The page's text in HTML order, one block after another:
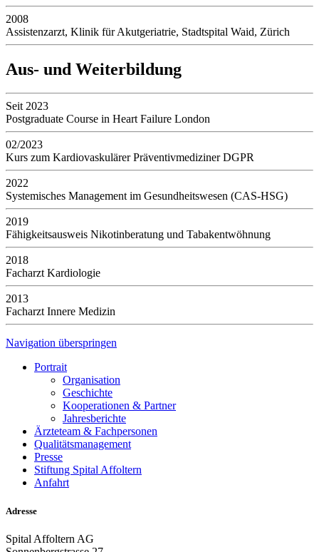
2008
Assistenzarzt, Klinik für Akutgeriatrie, Stadtspital Waid, Zürich
Aus- und Weiterbildung
Seit 2023
Postgraduate Course in Heart Failure London
02/2023
Kurs zum Kardiovaskulärer Präventivmediziner DGPR
2022
Systemisches Management im Gesundheitswesen (CAS-HSG)
2019
Fähigkeitsausweis Nikotinberatung und Tabakentwöhnung
2018
Facharzt Kardiologie
2013
Facharzt Innere Medizin
Navigation überspringen
Portrait
Organisation
Geschichte
Kooperationen & Partner
Jahresberichte
Ärzteteam & Fachpersonen
Qualitätsmanagement
Presse
Stiftung Spital Affoltern
Anfahrt
Adresse
Spital Affoltern AG